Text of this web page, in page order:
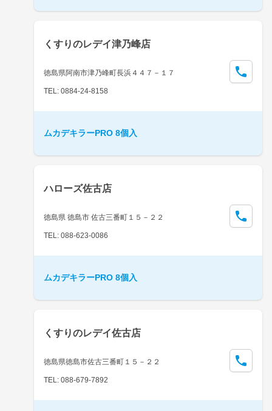
くすりのレデイ津乃峰店
徳島県阿南市津乃峰町長浜４４７－１７
TEL: 0884-24-8158
ムカデキラーPRO 8個入
ハローズ佐古店
徳島県 徳島市 佐古三番町１５－２２
TEL: 088-623-0086
ムカデキラーPRO 8個入
くすりのレデイ佐古店
徳島県徳島市佐古三番町１５－２２
TEL: 088-679-7892